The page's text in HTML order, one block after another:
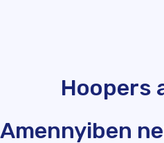
Hoopers
Amennyiben